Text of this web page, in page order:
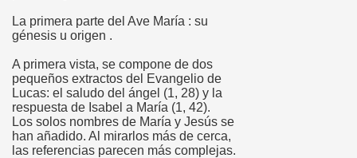
La primera parte del Ave María : su
génesis u origen .
A primera vista, se compone de dos
pequeños extractos del Evangelio de
Lucas: el saludo del ángel (1, 28) y la
respuesta de Isabel a María (1, 42).
Los solos nombres de María y Jesús se
han añadido. Al mirarlos más de cerca,
las referencias parecen más complejas.